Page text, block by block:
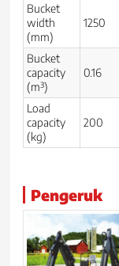
Bucket
width
(mm)
1250
Bucket
capacity
(m³)
0.16
Load
capacity
(kg)
200
Pengeruk